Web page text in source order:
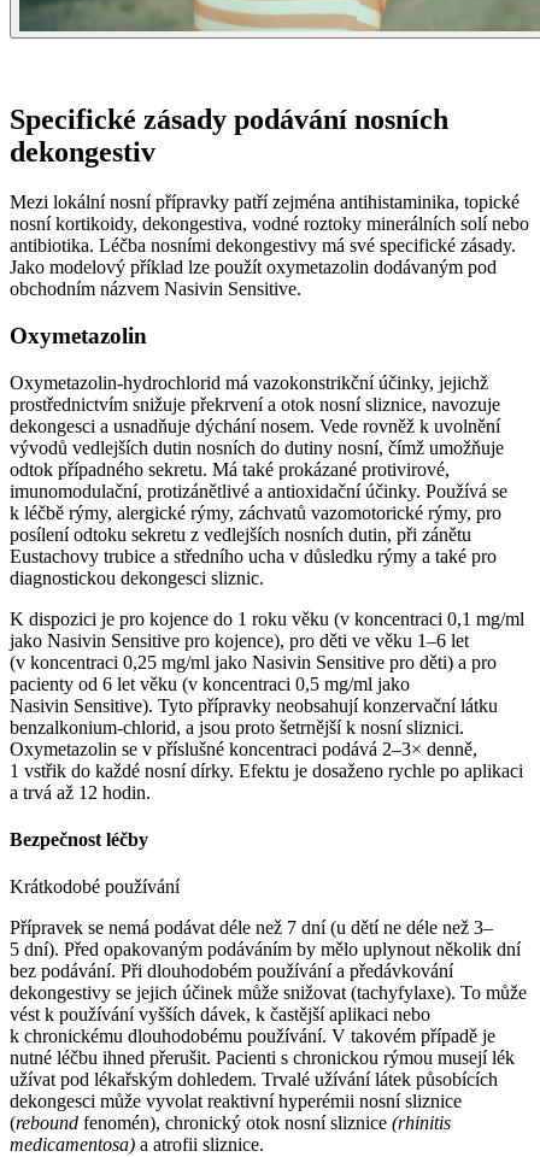
Specifické zásady podávání nosních
dekongestiv
Mezi lokální nosní přípravky patří zejména antihistaminika, topické
nosní kortikoidy, dekongestiva, vodné roztoky minerálních solí nebo
antibiotika. Léčba nosními dekongestivy má své specifické zásady.
Jako modelový příklad lze použít oxymetazolin dodávaným pod
obchodním názvem Nasivin Sensitive.
Oxymetazolin
Oxymetazolin-hydrochlorid má vazokonstrikční účinky, jejichž
prostřednictvím snižuje překrvení a otok nosní sliznice, navozuje
dekongesci a usnadňuje dýchání nosem. Vede rovněž k uvolnění
vývodů vedlejších dutin nosních do dutiny nosní, čímž umožňuje
odtok případného sekretu. Má také prokázané protivirové,
imunomodulační, protizánětlivé a antioxidační účinky. Používá se
k léčbě rýmy, alergické rýmy, záchvatů vazomotorické rýmy, pro
posílení odtoku sekretu z vedlejších nosních dutin, při zánětu
Eustachovy trubice a středního ucha v důsledku rýmy a také pro
diagnostickou dekongesci sliznic.
K dispozici je pro kojence do 1 roku věku (v koncentraci 0,1 mg⁠/⁠ml
jako Nasivin Sensitive pro kojence), pro děti ve věku 1–6 let
(v koncentraci 0,25 mg⁠/⁠ml jako Nasivin Sensitive pro děti) a pro
pacienty od 6 let věku (v koncentraci 0,5 mg⁠/⁠ml jako
Nasivin Sensitive). Tyto přípravky neobsahují konzervační látku
benzalkonium-chlorid, a jsou proto šetrnější k nosní sliznici.
Oxymetazolin se v příslušné koncentraci podává 2–3× denně,
1 vstřik do každé nosní dírky. Efektu je dosaženo rychle po aplikaci
a trvá až 12 hodin.
Bezpečnost léčby
Krátkodobé používání
Přípravek se nemá podávat déle než 7 dní (u dětí ne déle než 3–
5 dní). Před opakovaným podáváním by mělo uplynout několik dní
bez podávání. Při dlouhodobém používání a předávkování
dekongestivy se jejich účinek může snižovat (tachyfylaxe). To může
vést k používání vyšších dávek, k častější aplikaci nebo
k chronickému dlouhodobému používání. V takovém případě je
nutné léčbu ihned přerušit. Pacienti s chronickou rýmou musejí lék
užívat pod lékařským dohledem. Trvalé užívání látek působících
dekongesci může vyvolat reaktivní hyperémii nosní sliznice
(rebound fenomén), chronický otok nosní sliznice (rhinitis
medicamentosa) a atrofii sliznice.